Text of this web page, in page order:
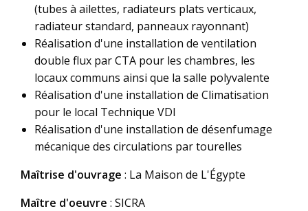
(tubes à ailettes, radiateurs plats verticaux,
radiateur standard, panneaux rayonnant)
Réalisation d'une installation de ventilation
double flux par CTA pour les chambres, les
locaux communs ainsi que la salle polyvalente
Réalisation d'une installation de Climatisation
pour le local Technique VDI
Réalisation d'une installation de désenfumage
mécanique des circulations par tourelles
Maîtrise d'ouvrage : La Maison de L'Égypte
Maître d'oeuvre : SICRA